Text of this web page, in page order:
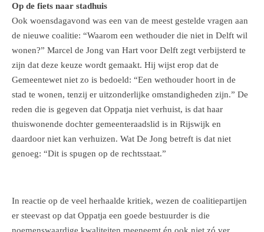
Op de fiets naar stadhuis
Ook woensdagavond was een van de meest gestelde vragen aan
de nieuwe coalitie: “Waarom een wethouder die niet in Delft wil
wonen?” Marcel de Jong van Hart voor Delft zegt verbijsterd te
zijn dat deze keuze wordt gemaakt. Hij wijst erop dat de
Gemeentewet niet zo is bedoeld: “Een wethouder hoort in de
stad te wonen, tenzij er uitzonderlijke omstandigheden zijn.” De
reden die is gegeven dat Oppatja niet verhuist, is dat haar
thuiswonende dochter gemeenteraadslid is in Rijswijk en
daardoor niet kan verhuizen. Wat De Jong betreft is dat niet
genoeg: “Dit is spugen op de rechtsstaat.”
In reactie op de veel herhaalde kritiek, wezen de coalitiepartijen
er steevast op dat Oppatja een goede bestuurder is die
noemenswaardige kwaliteiten meeneemt én ook niet zó ver